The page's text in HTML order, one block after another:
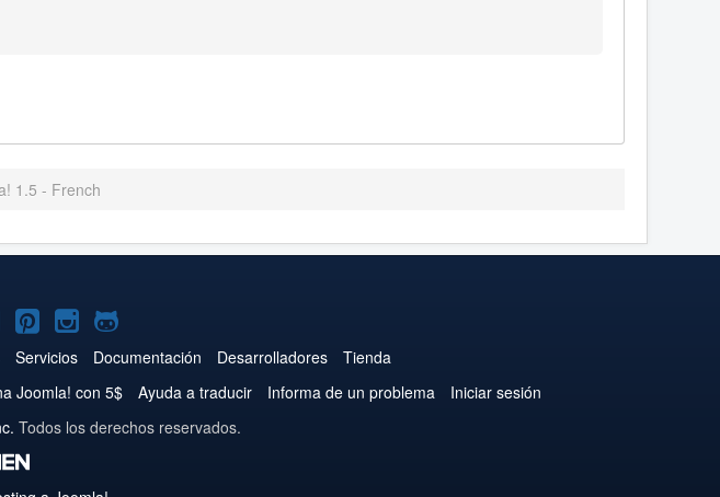
1.5 - French
Joomla!
en
Pinterest
Joomla!
en
Instagram
Joomla!
en
GitHub
Servicios Documentación Desarrolladores
Tienda
Joomla! con 5$ Ayuda a traducir Informa de un problema
Iniciar sesión
Todos los derechos reservados.